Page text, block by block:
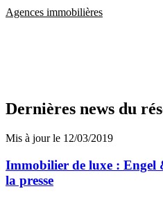
Agences immobilières
Dernières news du
Mis à jour le 12/03/2019
Immobilier de luxe : Engel
la presse